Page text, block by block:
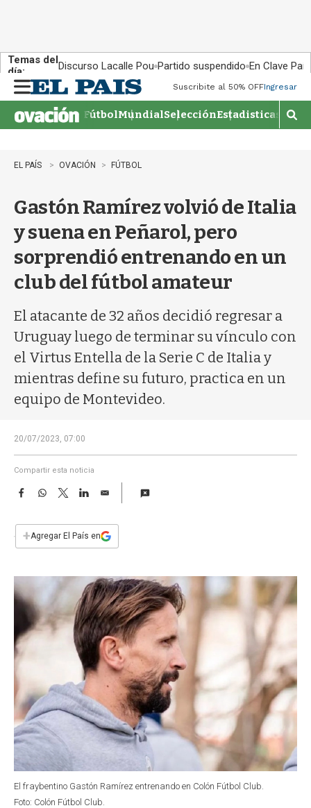
Temas del
día:
Discurso Lacalle Pou Partido suspendido En Clave País
n
u
Suscribite al 50% OFFIngresar
FútbolMundialSelecciónEstadisticas
M
o
r
b
EL PAÍS OVACIÓN FÚTBOL
Gastón Ramírez volvió de Italia
y suena en Peñarol, pero
sorprendió entrenando en un
club del fútbol amateur
El atacante de 32 años decidió regresar a
Uruguay luego de terminar su vínculo con
el Virtus Entella de la Serie C de Italia y
mientras define su futuro, practica en un
equipo de Montevideo.
20/07/2023, 07:00
Compartir esta noticia
F
e
b
k
W
s
T
w
t
L
n
E
i
l
+Agregar El País en
El fraybentino Gastón Ramírez entrenando en Colón Fútbol Club.
Foto: Colón Fútbol Club.